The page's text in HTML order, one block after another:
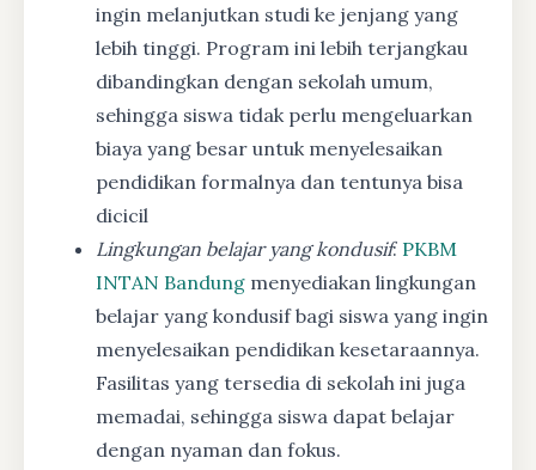
ingin melanjutkan studi ke jenjang yang
lebih tinggi. Program ini lebih terjangkau
dibandingkan dengan sekolah umum,
sehingga siswa tidak perlu mengeluarkan
biaya yang besar untuk menyelesaikan
pendidikan formalnya dan tentunya bisa
dicicil
Lingkungan belajar yang kondusif: PKBM
INTAN Bandung menyediakan lingkungan
belajar yang kondusif bagi siswa yang ingin
menyelesaikan pendidikan kesetaraannya.
Fasilitas yang tersedia di sekolah ini juga
memadai, sehingga siswa dapat belajar
dengan nyaman dan fokus.